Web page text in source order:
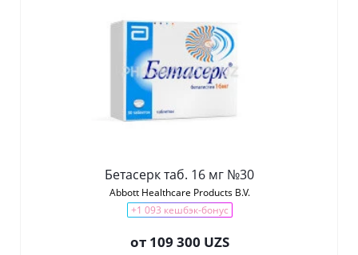
Бетасерк таб. 16 мг №30
Abbott Healthcare Products B.V.
+1 093 кешбэк-бонус
от 109 300 UZS